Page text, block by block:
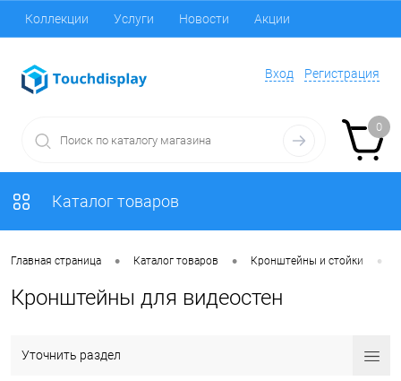
Коллекции Услуги Новости Акции
Вход Регистрация
0
Каталог товаров
Главная страница • Каталог товаров • Кронштейны и стойки •
Кронштейны для видеостен
Уточнить раздел